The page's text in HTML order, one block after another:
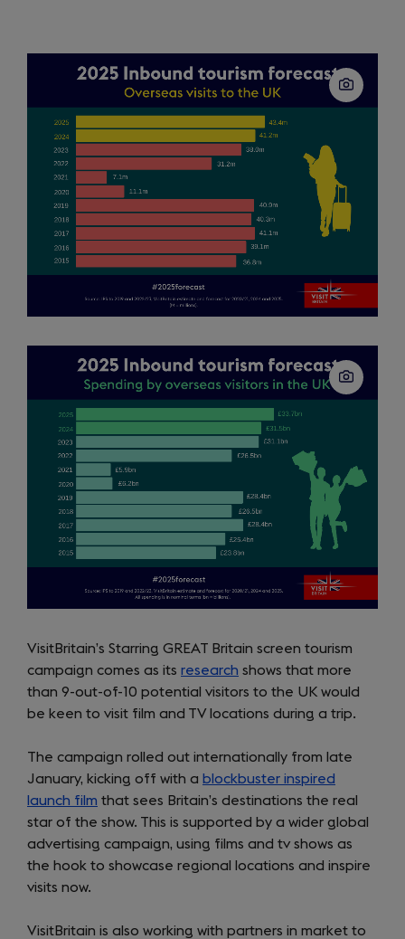
VisitBritain’s Starring GREAT Britain screen tourism
campaign comes as its research shows that more
than 9-out-of-10 potential visitors to the UK would
be keen to visit film and TV locations during a trip.
The campaign rolled out internationally from late
January, kicking off with a blockbuster inspired
launch film that sees Britain’s destinations the real
star of the show. This is supported by a wider global
advertising campaign, using films and tv shows as
the hook to showcase regional locations and inspire
visits now.
VisitBritain is also working with partners in market to